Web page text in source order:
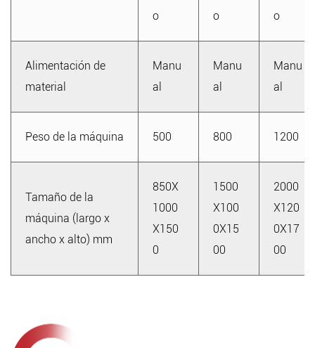
o
o
o
Alimentación de
material
Manu
al
Manu
al
Manu
al
Peso de la máquina 500 800 1200
Tamaño de la
máquina (largo x
ancho x alto) mm
850X
1000
X150
0
1500
X100
0X15
00
2000
X120
0X17
00